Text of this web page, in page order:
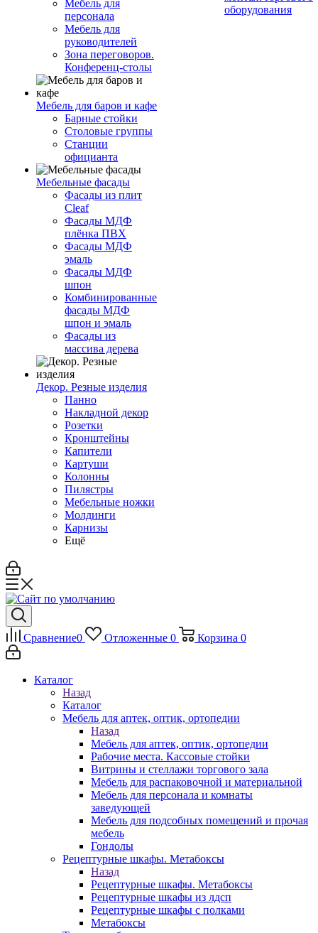
Мебель для
персонала
Мебель для
руководителей
Зона переговоров.
Конференц-столы
Мебель для баров и кафе
Барные стойки
Столовые группы
Станции
официанта
Мебельные фасады
Фасады из плит
Cleaf
Фасады МДФ
плёнка ПВХ
Фасады МДФ
эмаль
Фасады МДФ
шпон
Комбинированные
фасады МДФ
шпон и эмаль
Фасады из
массива дерева
Декор. Резные изделия
Панно
Накладной декор
Розетки
Кронштейны
Капители
Картуши
Колонны
Пилястры
Мебельные ножки
Молдинги
Карнизы
Ещё
оборудования
Сравнение0 Отложенные 0 Корзина 0
Каталог
Назад
Каталог
Мебель для аптек, оптик, ортопедии
Назад
Мебель для аптек, оптик, ортопедии
Рабочие места. Кассовые стойки
Витрины и стеллажи торгового зала
Мебель для распаковочной и материальной
Мебель для персонала и комнаты
заведующей
Мебель для подсобных помещений и прочая
мебель
Гондолы
Рецептурные шкафы. Метабоксы
Назад
Рецептурные шкафы. Метабоксы
Рецептурные шкафы из лдсп
Рецептурные шкафы с полками
Метабоксы